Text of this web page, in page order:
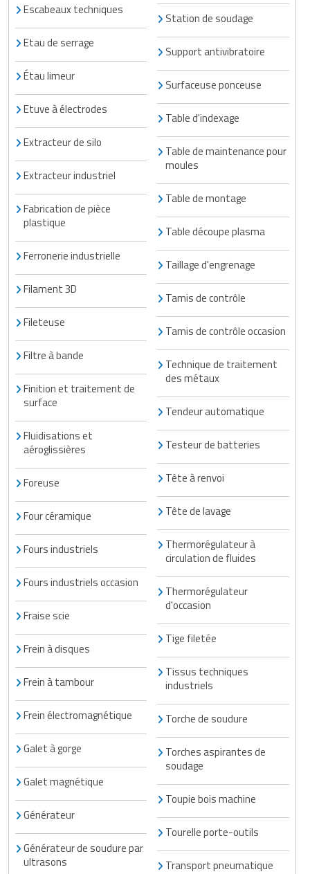
Escabeaux techniques
Etau de serrage
Étau limeur
Etuve à électrodes
Extracteur de silo
Extracteur industriel
Fabrication de pièce
plastique
Ferronerie industrielle
Filament 3D
Fileteuse
Filtre à bande
Finition et traitement de
surface
Fluidisations et
aéroglissières
Foreuse
Four céramique
Fours industriels
Fours industriels occasion
Fraise scie
Frein à disques
Frein à tambour
Frein électromagnétique
Galet à gorge
Galet magnétique
Générateur
Générateur de soudure par
ultrasons
Station de soudage
Support antivibratoire
Surfaceuse ponceuse
Table d'indexage
Table de maintenance pour
moules
Table de montage
Table découpe plasma
Taillage d'engrenage
Tamis de contrôle
Tamis de contrôle occasion
Technique de traitement
des métaux
Tendeur automatique
Testeur de batteries
Tête à renvoi
Tête de lavage
Thermorégulateur à
circulation de fluides
Thermorégulateur
d'occasion
Tige filetée
Tissus techniques
industriels
Torche de soudure
Torches aspirantes de
soudage
Toupie bois machine
Tourelle porte-outils
Transport pneumatique